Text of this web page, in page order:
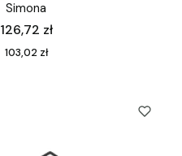
Simona
Cena
126,72 zł
Cena
103,02 zł